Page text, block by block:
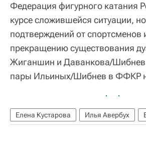
Федерация фигурного катания
курсе сложившейся ситуации,
подтверждений от спортсменов
прекращению существования
Жиганшин и Даванкова/
пары Ильиных/Шибнев в ФФКР
Елена Кустарова Илья Авербух